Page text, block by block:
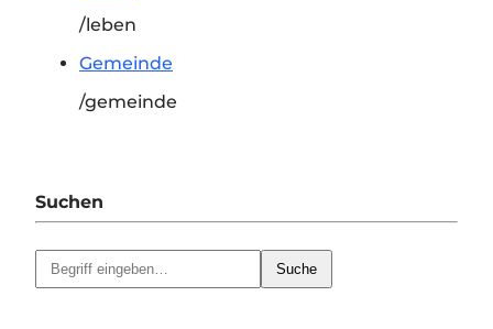
/leben
Gemeinde
/gemeinde
Suchen
Suche